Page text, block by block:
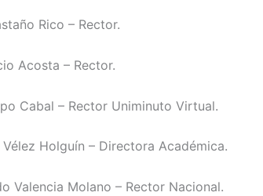
Rico – Rector.
Acosta – Rector.
Cabal – Rector Uniminuto Virtual.
Vélez Holguín – Directora Académica.
Valencia Molano – Rector Nacional.